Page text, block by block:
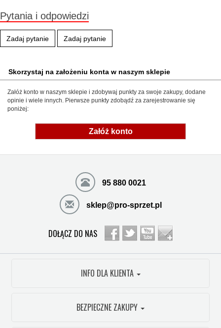
Pytania i odpowiedzi
Zadaj pytanie Zadaj pytanie
Skorzystaj na założeniu konta w naszym sklepie
Załóż konto w naszym sklepie i zdobywaj punkty za swoje zakupy, dodane
opinie i wiele innych. Pierwsze punkty zdobądź za zarejestrowanie się
poniżej:
Załóż konto
95 880 0021
sklep@pro-sprzet.pl
DOŁĄCZ DO NAS
INFO DLA KLIENTA
BEZPIECZNE ZAKUPY